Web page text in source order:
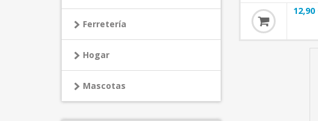
Ferretería
Hogar
Mascotas